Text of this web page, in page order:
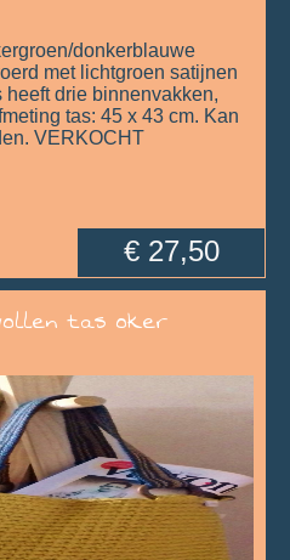
donkerblauwe
met lichtgroen satijnen
drie binnenvakken,
tas: 45 x 43 cm. Kan
VERKOCHT
€ 27,50
tas oker